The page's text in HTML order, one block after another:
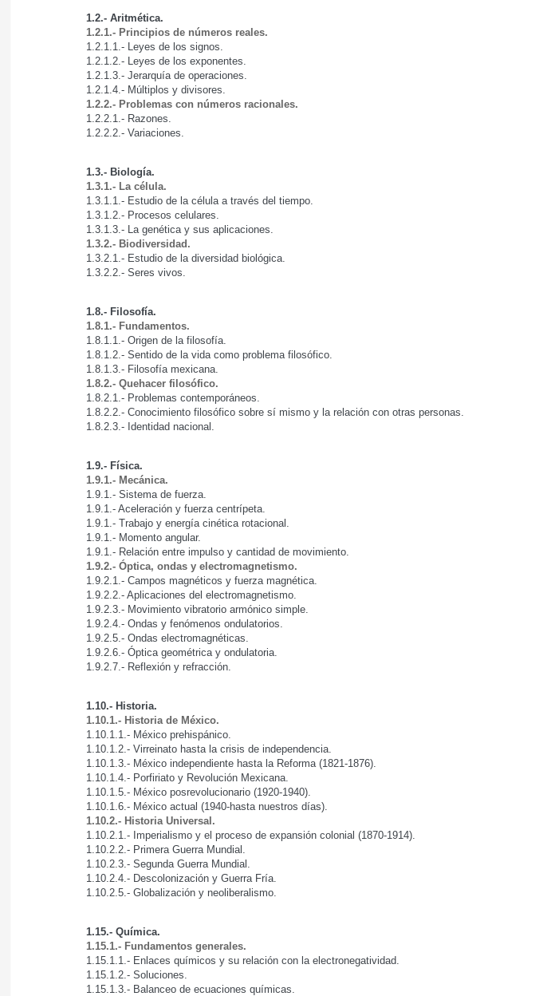
1.2.- Aritmética.
1.2.1.- Principios de números reales.
1.2.1.1.- Leyes de los signos.
1.2.1.2.- Leyes de los exponentes.
1.2.1.3.- Jerarquía de operaciones.
1.2.1.4.- Múltiplos y divisores.
1.2.2.- Problemas con números racionales.
1.2.2.1.- Razones.
1.2.2.2.- Variaciones.
1.3.- Biología.
1.3.1.- La célula.
1.3.1.1.- Estudio de la célula a través del tiempo.
1.3.1.2.- Procesos celulares.
1.3.1.3.- La genética y sus aplicaciones.
1.3.2.- Biodiversidad.
1.3.2.1.- Estudio de la diversidad biológica.
1.3.2.2.- Seres vivos.
1.8.- Filosofía.
1.8.1.- Fundamentos.
1.8.1.1.- Origen de la filosofía.
1.8.1.2.- Sentido de la vida como problema filosófico.
1.8.1.3.- Filosofía mexicana.
1.8.2.- Quehacer filosófico.
1.8.2.1.- Problemas contemporáneos.
1.8.2.2.- Conocimiento filosófico sobre sí mismo y la relación con otras personas.
1.8.2.3.- Identidad nacional.
1.9.- Física.
1.9.1.- Mecánica.
1.9.1.- Sistema de fuerza.
1.9.1.- Aceleración y fuerza centrípeta.
1.9.1.- Trabajo y energía cinética rotacional.
1.9.1.- Momento angular.
1.9.1.- Relación entre impulso y cantidad de movimiento.
1.9.2.- Óptica, ondas y electromagnetismo.
1.9.2.1.- Campos magnéticos y fuerza magnética.
1.9.2.2.- Aplicaciones del electromagnetismo.
1.9.2.3.- Movimiento vibratorio armónico simple.
1.9.2.4.- Ondas y fenómenos ondulatorios.
1.9.2.5.- Ondas electromagnéticas.
1.9.2.6.- Óptica geométrica y ondulatoria.
1.9.2.7.- Reflexión y refracción.
1.10.- Historia.
1.10.1.- Historia de México.
1.10.1.1.- México prehispánico.
1.10.1.2.- Virreinato hasta la crisis de independencia.
1.10.1.3.- México independiente hasta la Reforma (1821-1876).
1.10.1.4.- Porfiriato y Revolución Mexicana.
1.10.1.5.- México posrevolucionario (1920-1940).
1.10.1.6.- México actual (1940-hasta nuestros días).
1.10.2.- Historia Universal.
1.10.2.1.- Imperialismo y el proceso de expansión colonial (1870-1914).
1.10.2.2.- Primera Guerra Mundial.
1.10.2.3.- Segunda Guerra Mundial.
1.10.2.4.- Descolonización y Guerra Fría.
1.10.2.5.- Globalización y neoliberalismo.
1.15.- Química.
1.15.1.- Fundamentos generales.
1.15.1.1.- Enlaces químicos y su relación con la electronegatividad.
1.15.1.2.- Soluciones.
1.15.1.3.- Balanceo de ecuaciones químicas.